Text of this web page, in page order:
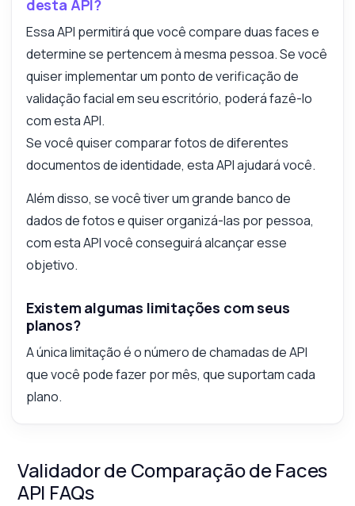
desta API?
Essa API permitirá que você compare duas faces e
determine se pertencem à mesma pessoa. Se você
quiser implementar um ponto de verificação de
validação facial em seu escritório, poderá fazê-lo
com esta API.
Se você quiser comparar fotos de diferentes
documentos de identidade, esta API ajudará você.
Além disso, se você tiver um grande banco de
dados de fotos e quiser organizá-las por pessoa,
com esta API você conseguirá alcançar esse
objetivo.
Existem algumas limitações com seus
planos?
A única limitação é o número de chamadas de API
que você pode fazer por mês, que suportam cada
plano.
Validador de Comparação de Faces
API FAQs